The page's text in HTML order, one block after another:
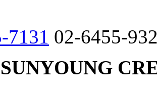
7131 02-6455-
SUNYOUNG